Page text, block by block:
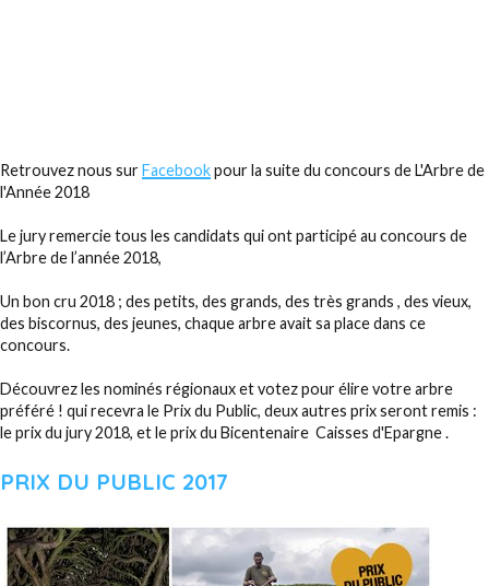
Retrouvez nous surFacebookpour la suite du concours de L'Arbre de
l'Année 2018
Le jury remercie tous les candidats qui ont participé au concours de
l’Arbre de l’année 2018,
Un bon cru 2018 ; des petits, des grands, des très grands , des vieux,
des biscornus, des jeunes, chaque arbre avait sa place dans ce
concours.
Découvrez les nominés régionaux et votez pour élire votre arbre
préféré ! qui recevra le Prix du Public, deux autres prix seront remis :
le prix du jury 2018, et le prix du Bicentenaire Caisses d'Epargne .
PRIX DU PUBLIC 2017